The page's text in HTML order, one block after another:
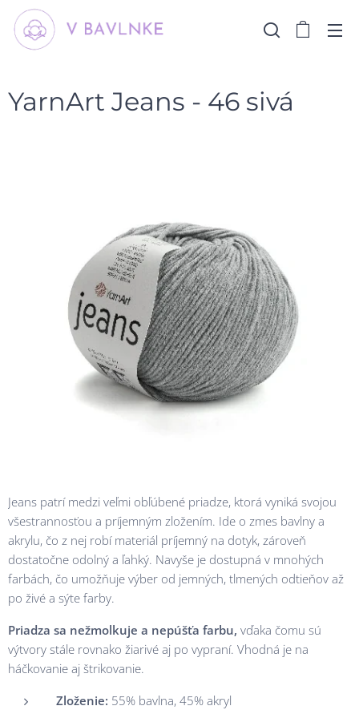
YarnArt Jeans - 46 sivá
Jeans patrí medzi veľmi obľúbené priadze, ktorá vyniká svojou
všestrannosťou a príjemným zložením. Ide o zmes bavlny a
akrylu, čo z nej robí materiál príjemný na dotyk, zároveň
dostatočne odolný a ľahký. Navyše je dostupná v mnohých
farbách, čo umožňuje výber od jemných, tlmených odtieňov až
po živé a sýte farby.
Priadza sa nežmolkuje a nepúšťa farbu, vďaka čomu sú
výtvory stále rovnako žiarivé aj po vypraní. Vhodná je na
háčkovanie aj štrikovanie.
Zloženie: 55% bavlna, 45% akryl